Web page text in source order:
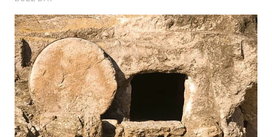
LIKUPANG
WN
LABUANBAJO
WN
BORNEO